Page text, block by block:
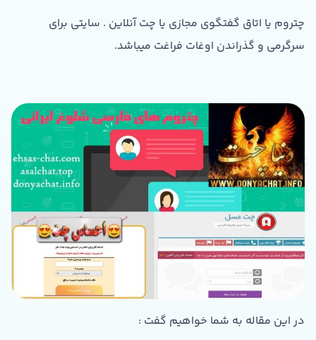
چتروم یا اتاق گفتگوی مجازی یا چت آنلاین . سایتی برای
سرگرمی و گذراندن اوغات فراغت میباشد.
در این مقاله به شما خواهیم گفت :